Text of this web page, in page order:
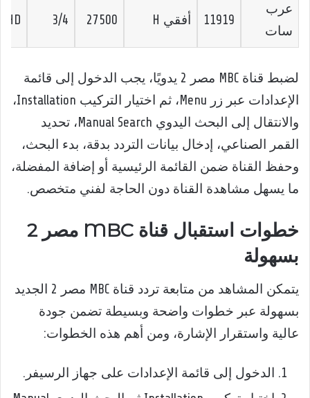
عرب
سات
11919 أفقي H 27500
3/4
HD
لضبط قناة MBC مصر 2 يدويًا، يجب الدخول إلى قائمة
الإعدادات عبر زر Menu، ثم اختيار التركيب Installation،
والانتقال إلى البحث اليدوي Manual Search، تحديد
القمر الصناعي، إدخال بيانات التردد بدقة، بدء البحث،
وحفظ القناة ضمن القائمة الرئيسية أو إضافة المفضلة،
ما يسهل مشاهدة القناة دون الحاجة لفني متخصص.
خطوات استقبال قناة MBC مصر 2
بسهولة
يتمكن المشاهد من متابعة تردد قناة MBC مصر 2 الجديد
بسهولة عبر خطوات واضحة وبسيطة تضمن جودة
عالية واستقرار الإشارة، ومن أهم هذه الخطوات:
الدخول إلى قائمة الإعدادات على جهاز الرسيفر.